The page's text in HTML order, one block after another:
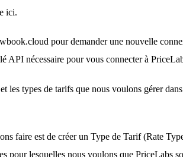
ici.
pour demander une nouvelle
API nécessaire pour vous connecter à
les types de tarifs que nous voulons gérer
faire est de créer un Type de Tarif (Rate
pour lesquelles nous voulons que PriceLabs